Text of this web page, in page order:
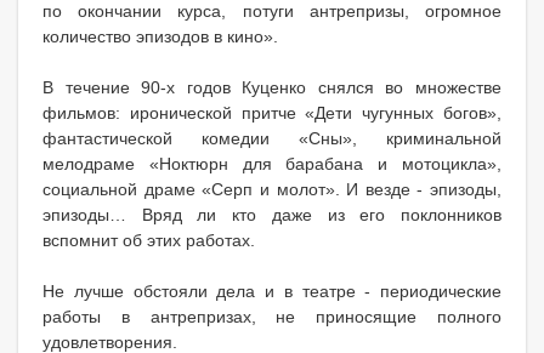
по окончании курса, потуги антрепризы, огромное
количество эпизодов в кино».
В течение 90-х годов Куценко снялся во множестве
фильмов: иронической притче «Дети чугунных богов»,
фантастической комедии «Сны», криминальной
мелодраме «Ноктюрн для барабана и мотоцикла»,
социальной драме «Серп и молот». И везде - эпизоды,
эпизоды… Вряд ли кто даже из его поклонников
вспомнит об этих работах.
Не лучше обстояли дела и в театре - периодические
работы в антрепризах, не приносящие полного
удовлетворения.